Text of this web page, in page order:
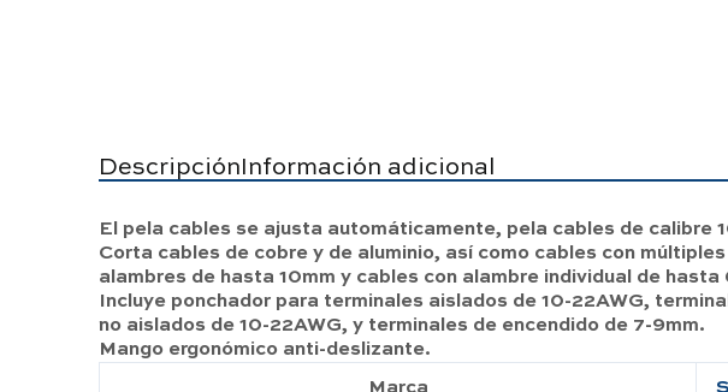
DescripciónInformación adicional
El pela cables se ajusta automáticamente, pela cables de calibre
Corta cables de cobre y de aluminio, así como cables con múltiples
alambres de hasta 10mm y cables con alambre individual de hasta
Incluye ponchador para terminales aislados de 10-22AWG,
no aislados de 10-22AWG, y terminales de encendido de 7-9mm.
Mango ergonómico anti-deslizante.